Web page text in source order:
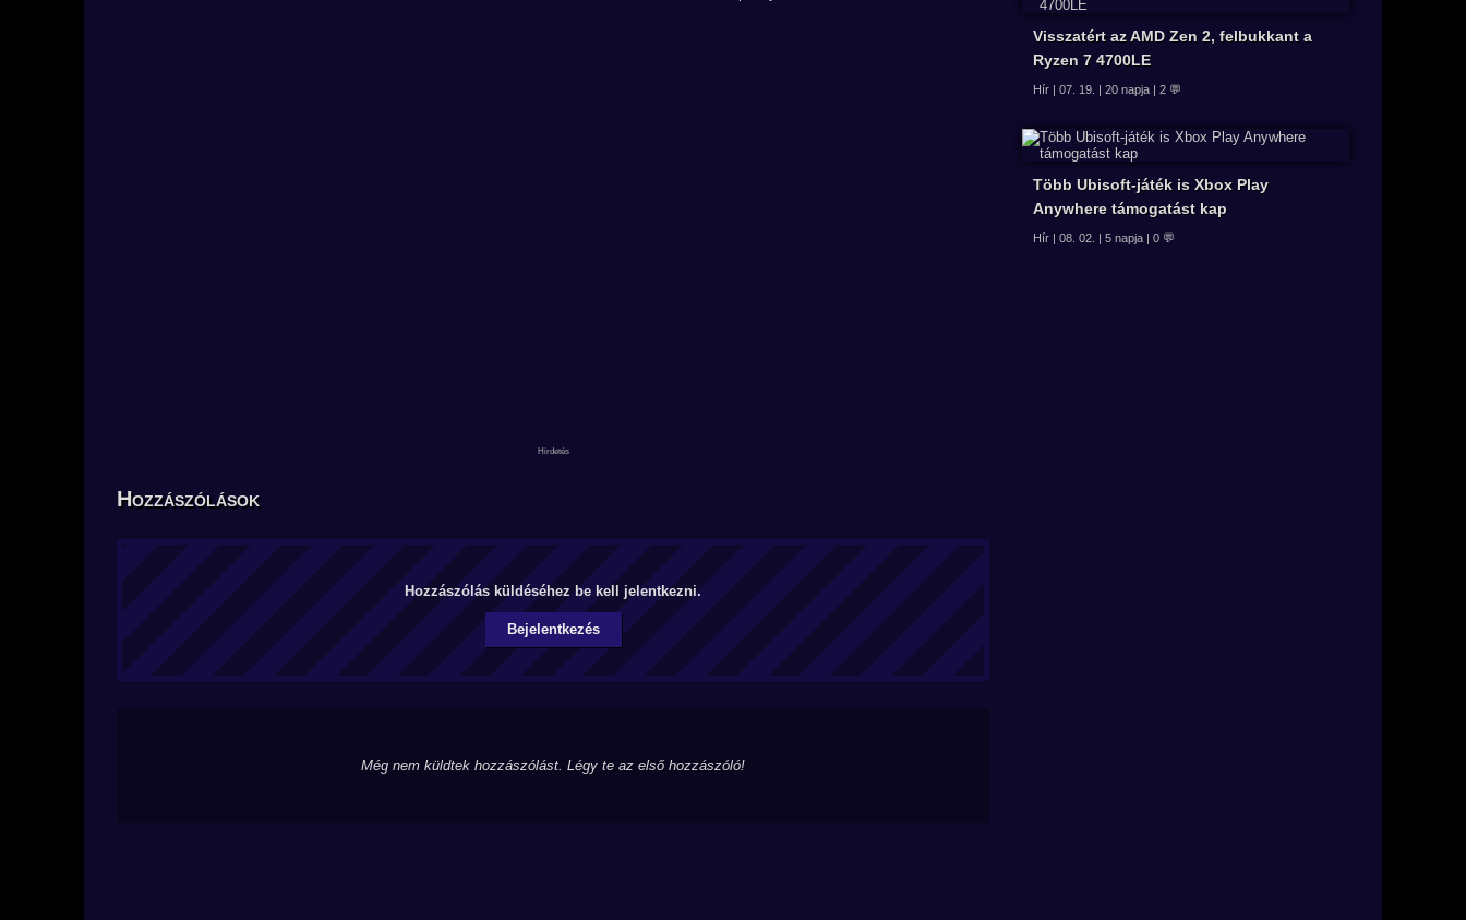
Hozzászólások
Hozzászólás küldéséhez be kell jelentkezni.
Bejelentkezés
Még nem küldtek hozzászólást. Légy te az első hozzászóló!
Visszatért az AMD Zen 2, felbukkant a
Ryzen 7 4700LE
Hír | 07. 19. | 20 napja | 2 💬
Több Ubisoft-játék is Xbox Play
Anywhere támogatást kap
Hír | 08. 02. | 5 napja | 0 💬